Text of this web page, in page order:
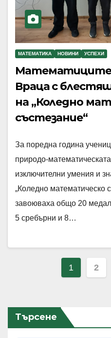
МАТЕМАТИКА НОВИНИ УСПЕХИ
Враца с
на „Коледно
състезание“
За поредна година
природо-
изключителни умения и
„Коледно математическо
завоюваха общо 20
5 сребърни и 8…
на
1 2
Търсене